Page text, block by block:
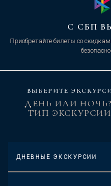
С СБП
Приобретайте билеты со
ВЫБЕРИТЕ
ДЕНЬ ИЛИ
ТИП
ДНЕВНЫЕ ЭКСКУРСИИ